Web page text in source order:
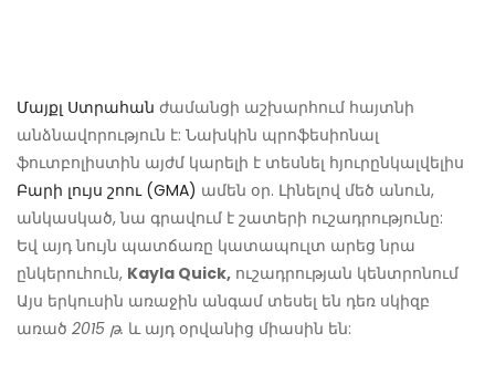
Մայքլ Ստրահան ժամանցի աշխարհում հայտնի
անձնավորություն է: Նախկին պրոֆեսիոնալ
ֆուտբոլիստին այժմ կարելի է տեսնել հյուրընկալվելիս
Բարի լույս շոու (GMA) ամեն օր. Լինելով մեծ անուն,
անկասկած, նա գրավում է շատերի ուշադրությունը:
Եվ այդ նույն պատճառը կատապուլտ արեց նրա
ընկերուհուն, Kayla Quick, ուշադրության կենտրոնում
Այս երկուսին առաջին անգամ տեսել են դեռ սկիզբ
առած 2015 թ. և այդ օրվանից միասին են: